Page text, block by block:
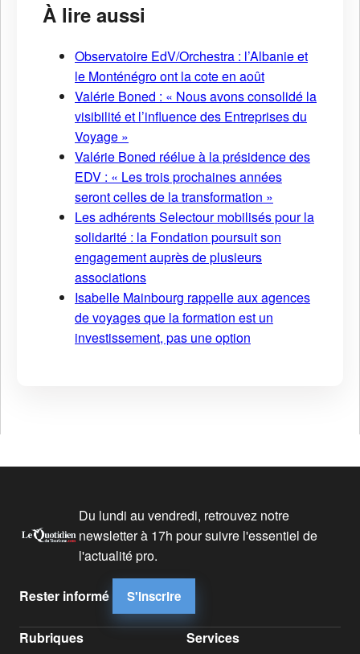
À lire aussi
Observatoire EdV/Orchestra : l’Albanie et
le Monténégro ont la cote en août
Valérie Boned : « Nous avons consolidé la
visibilité et l’influence des Entreprises du
Voyage »
Valérie Boned réélue à la présidence des
EDV : « Les trois prochaines années
seront celles de la transformation »
Les adhérents Selectour mobilisés pour la
solidarité : la Fondation poursuit son
engagement auprès de plusieurs
associations
Isabelle Mainbourg rappelle aux agences
de voyages que la formation est un
investissement, pas une option
Du lundi au vendredi, retrouvez notre
newsletter à 17h pour suivre l'essentiel de
l'actualité pro.
Rester informé S'inscrire
Rubriques Services